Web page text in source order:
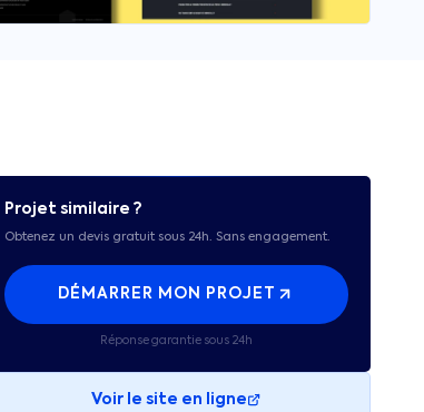
Projet similaire ?
Obtenez un devis gratuit sous 24h. Sans engagement.
DÉMARRER MON PROJET
Réponse garantie sous 24h
Voir le site en ligne